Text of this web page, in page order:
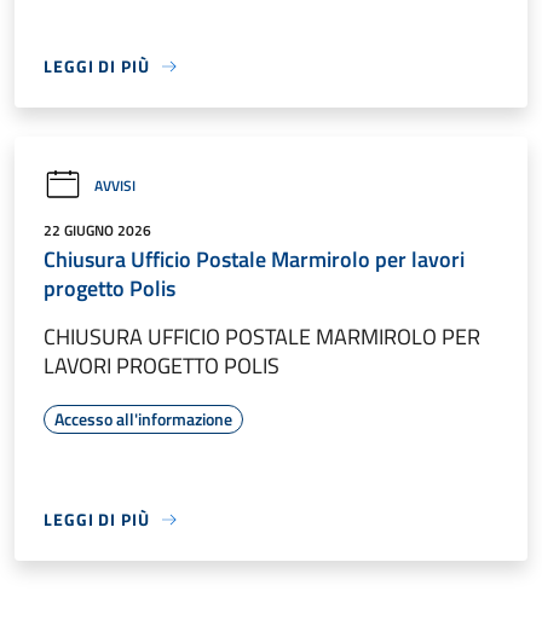
LEGGI DI PIÙ
AVVISI
22 GIUGNO 2026
Chiusura Ufficio Postale Marmirolo per lavori
progetto Polis
CHIUSURA UFFICIO POSTALE MARMIROLO PER
LAVORI PROGETTO POLIS
Accesso all'informazione
LEGGI DI PIÙ